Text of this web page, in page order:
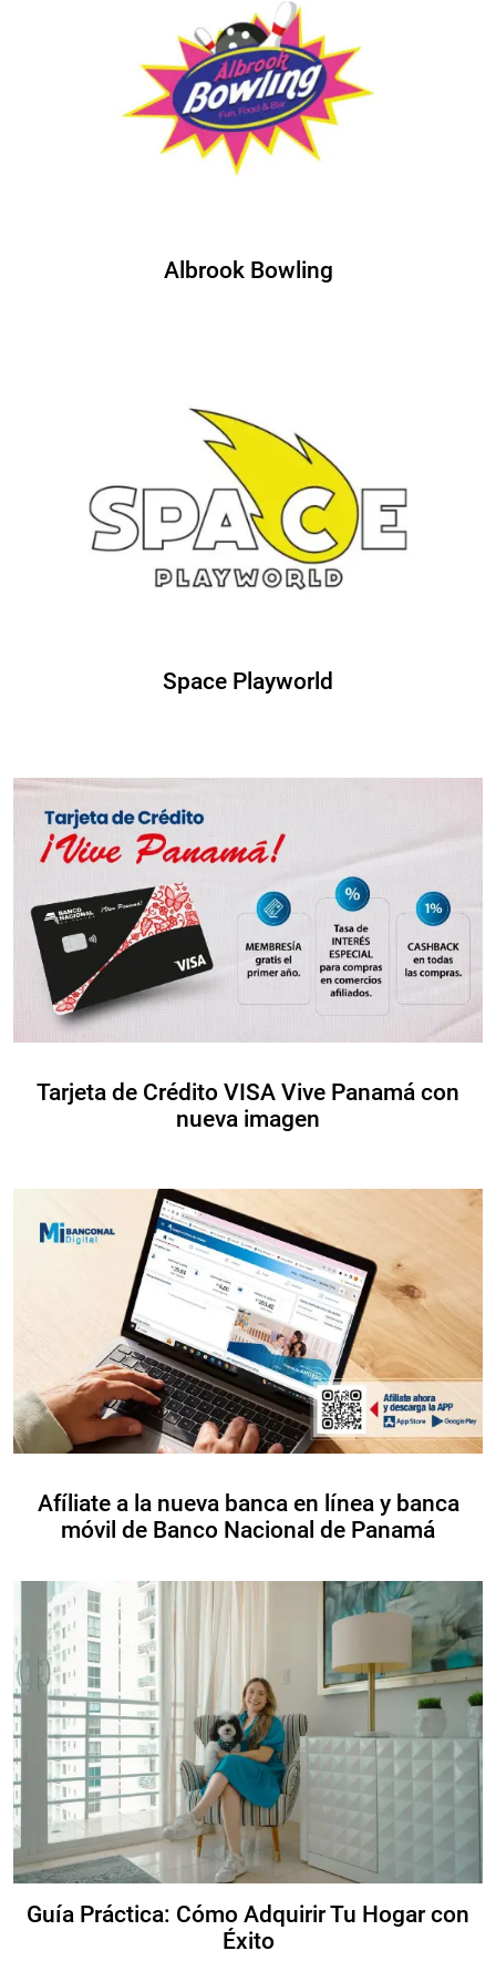
Albrook Bowling
Space Playworld
Tarjeta de Crédito VISA Vive Panamá con
nueva imagen
Afíliate a la nueva banca en línea y banca
móvil de Banco Nacional de Panamá
Guía Práctica: Cómo Adquirir Tu Hogar con
Éxito